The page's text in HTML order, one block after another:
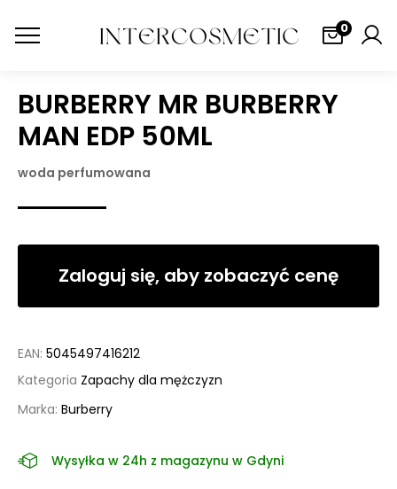
0
BURBERRY MR BURBERRY
MAN EDP 50ML
woda perfumowana
Zaloguj się, aby zobaczyć cenę
EAN: 5045497416212
Kategoria Zapachy dla mężczyzn
Marka: Burberry
Wysyłka w 24h z magazynu w Gdyni